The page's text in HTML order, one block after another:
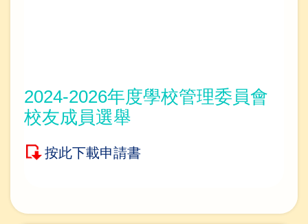
2024-2026年度學校管理委員會
校友成員選舉
按此下載申請書